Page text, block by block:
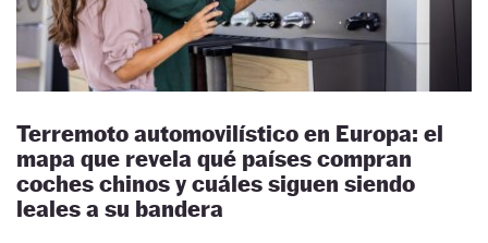
Terremoto automovilístico en Europa: el
mapa que revela qué países compran
coches chinos y cuáles siguen siendo
leales a su bandera